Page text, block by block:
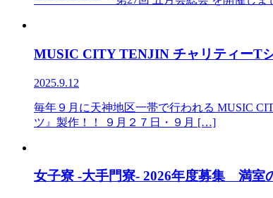
MUSIC CITY TENJIN チャリティーT
2025.9.12
毎年９月に天神地区一帯で行われる MUSIC
ツ』製作！！ ９月２７日・９月 […]
女子寮 -大手門寮- 2026年度募集 満室